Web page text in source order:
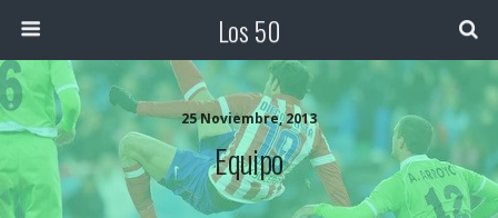
Los 50
25 Noviembre, 2013
Equipo